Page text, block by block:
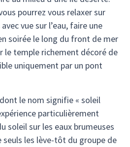
pourrez vous relaxer sur
vue sur l’eau, faire une
soirée le long du front de mer
le temple richement décoré de
uniquement par un pont
le nom signifie « soleil
particulièrement
soleil sur les eaux brumeuses
seuls les lève-tôt du groupe de